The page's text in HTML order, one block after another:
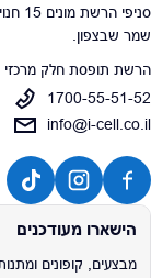
שמר שבצפון.
הרשת תופסת חלק מרכזי
1700-55-51-52
info@i-cell.co.il
הישארו מעודכנים
מבצעים, קופונים